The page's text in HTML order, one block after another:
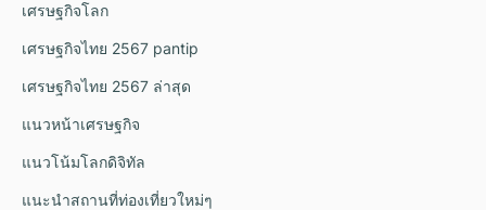
เศรษฐกิจโลก
เศรษฐกิจไทย 2567 pantip
เศรษฐกิจไทย 2567 ล่าสุด
แนวหน้าเศรษฐกิจ
แนวโน้มโลกดิจิทัล
แนะนำสถานที่ท่องเที่ยวใหม่ๆ